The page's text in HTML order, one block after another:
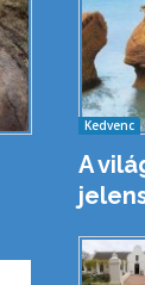
Kedvenc
A